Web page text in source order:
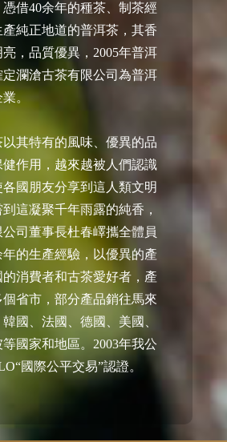
借40余年的種茶、制茶經
純正地道的普洱茶，其香
，品質優異，2005年普洱
瀾滄古茶有限公司為普洱
。
其特有的風味、優異的品
作用，越來越被人們認識
國朋友分享到這人類文明
這凝聚千年雨露的純香，
司董事長杜春嶧攜全體員
年的生產經驗，以優異的產
消費者和古茶愛好者，產
省市，部分產品銷往馬來
國、法國、德國、美國、
國家和地區。2003年我公
國際公平交易”認證。